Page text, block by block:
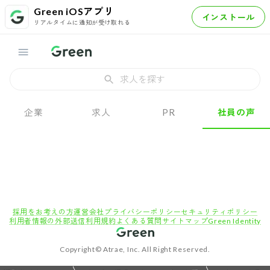
Green iOSアプリ
リアルタイムに通知が受け取れる インストール
求人を探す
企業 求人 PR 社員の声
採用をお考えの方運営会社 プライバシーポリシーセキュリティポリシー
利用者情報の外部送信利用規約 よくある質問 サイトマップGreen Identity
Copyright© Atrae, Inc. All Right Reserved.